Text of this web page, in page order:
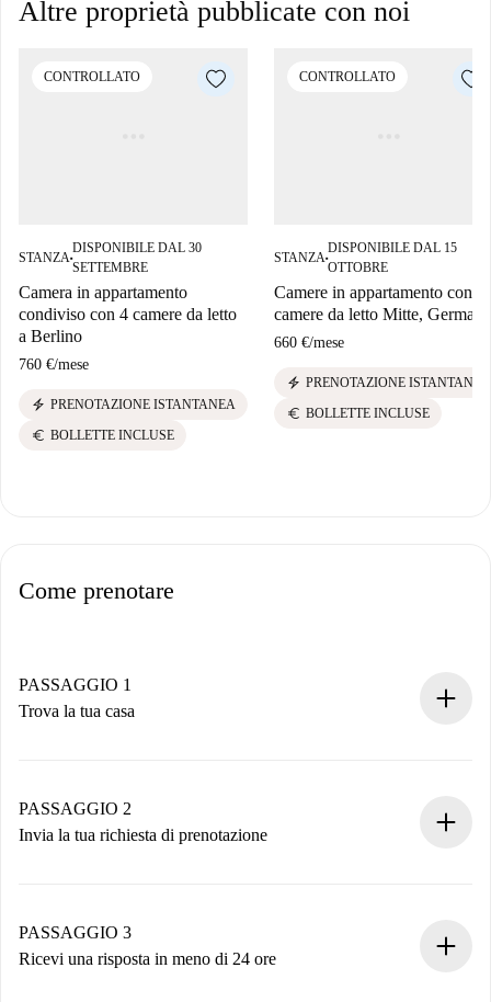
Altre proprietà pubblicate con noi
CONTROLLATO
STANZA■
DISPONIBILE DAL 30
SETTEMBRE
Camera in appartamento
condiviso con 4 camere da letto
a Berlino
760 €/mese
electric_bolt PRENOTAZIONE ISTANTANEA
euro BOLLETTE INCLUSE
CONTROLLATO
STANZA■
DISPONIBILE DAL 15
OTTOBRE
Camere in appartamento con 6
camere da letto Mitte,
660 €/mese
electric_bolt PRENOTAZIONE ISTANTANEA
euro BOLLETTE INCLUSE
Come prenotare
PASSAGGIO 1
Trova la tua casa
Hai tutte le informazioni necessarie in anticipo.
PASSAGGIO 2
Invia la tua richiesta di prenotazione
non accetta.
PASSAGGIO 3
Ricevi una risposta in meno di 24 ore